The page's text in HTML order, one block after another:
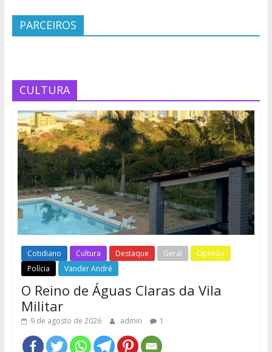
PARCEIROS
CULTURA
Cotidiano Cultura Destaque Geral
Opinião
Polícia
Vander André
O Reino de Águas Claras da Vila
Militar
9 de agosto de 2026 admin 1